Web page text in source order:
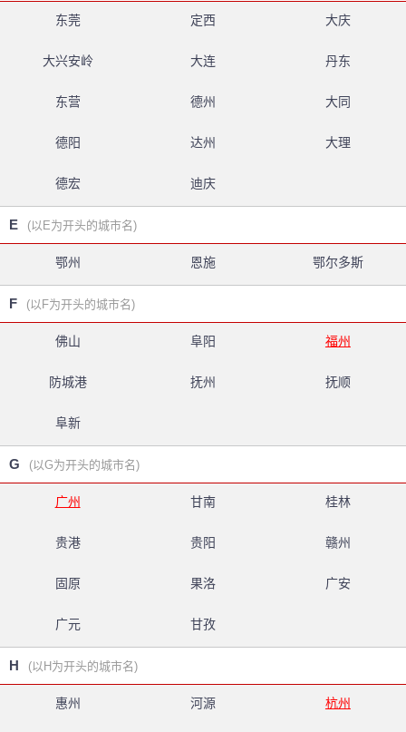
东莞 定西 大庆
大兴安岭 大连 丹东
东营 德州 大同
德阳 达州 大理
德宏 迪庆
E (以E为开头的城市名)
鄂州 恩施 鄂尔多斯
F (以F为开头的城市名)
佛山 阜阳 福州
防城港 抚州 抚顺
阜新
G (以G为开头的城市名)
广州 甘南 桂林
贵港 贵阳 赣州
固原 果洛 广安
广元 甘孜
H (以H为开头的城市名)
惠州 河源 杭州